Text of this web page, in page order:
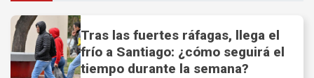
Tras las fuertes ráfagas, llega el
frío a Santiago: ¿cómo seguirá el
tiempo durante la semana?